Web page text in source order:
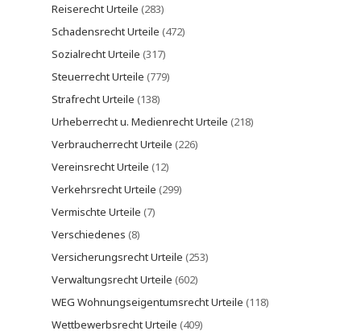
Reiserecht Urteile (283)
Schadensrecht Urteile (472)
Sozialrecht Urteile (317)
Steuerrecht Urteile (779)
Strafrecht Urteile (138)
Urheberrecht u. Medienrecht Urteile (218)
Verbraucherrecht Urteile (226)
Vereinsrecht Urteile (12)
Verkehrsrecht Urteile (299)
Vermischte Urteile (7)
Verschiedenes (8)
Versicherungsrecht Urteile (253)
Verwaltungsrecht Urteile (602)
WEG Wohnungseigentumsrecht Urteile (118)
Wettbewerbsrecht Urteile (409)